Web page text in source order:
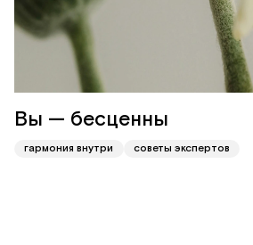
Вы — бесценны
гармония внутри советы экспертов